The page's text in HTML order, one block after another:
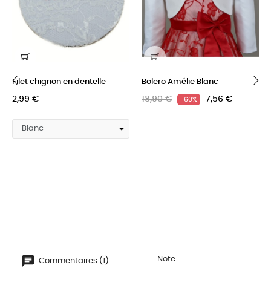
Filet chignon en dentelle
2,99 €
Bolero Amélie Blanc
18,90 € -60% 7,56 €
Commentaires (1) Note